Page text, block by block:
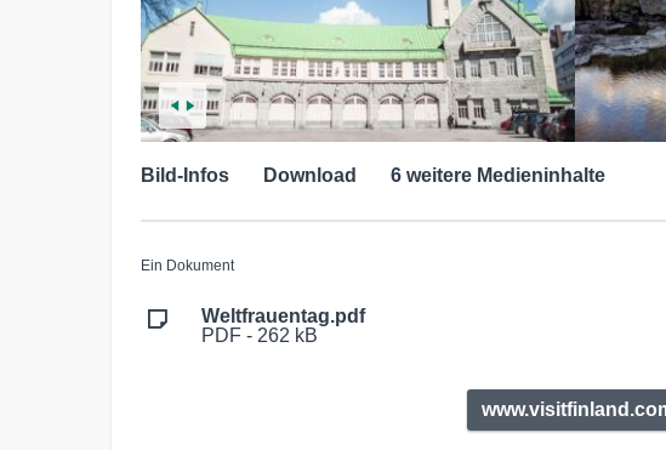
Bild-Infos Download 6 weitere Medieninhalte
Ein Dokument
Weltfrauentag.pdf
PDF - 262 kB